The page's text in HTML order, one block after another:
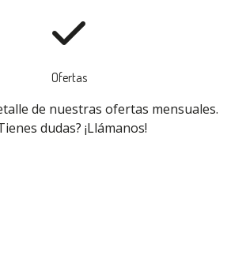
Ofertas
de nuestras ofertas mensuales.
dudas? ¡Llámanos!